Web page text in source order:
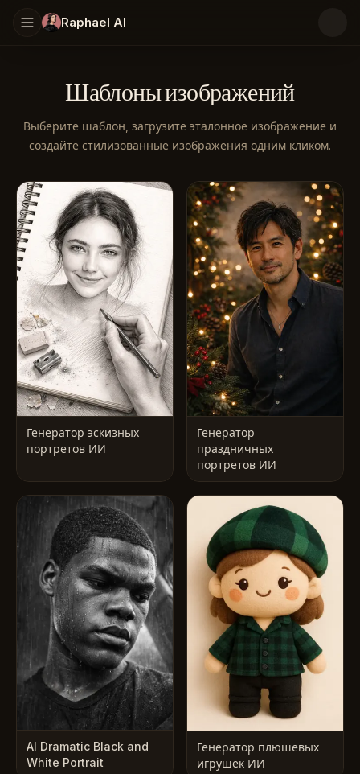
Raphael AI
Шаблоны изображений
Выберите шаблон, загрузите эталонное изображение и
создайте стилизованные изображения одним кликом.
Генератор эскизных
портретов ИИ
Генератор
праздничных
портретов ИИ
AI Dramatic Black and
White Portrait
Генератор плюшевых
игрушек ИИ